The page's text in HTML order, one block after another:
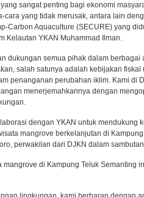
sangat penting bagi ekonomi
yang tidak merusak, antara lain
Carbon Aquaculture (SECURE) yang
Kelautan YKAN Muhammad Ilman.
dukungan semua pihak dalam berbagai
salah satunya adalah kebijakan fiskal
penanganan perubahan iklim. Kami di
menerjemahkannya dengan
dengan YKAN untuk mendukung
mangrove berkelanjutan di
perwakilan dari DJKN dalam
mangrove di Kampung Teluk Semanting